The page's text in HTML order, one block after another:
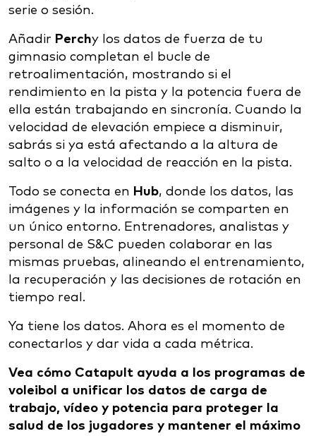
serie o sesión.
Añadir Perchy los datos de fuerza de tu
gimnasio completan el bucle de
retroalimentación, mostrando si el
rendimiento en la pista y la potencia fuera de
ella están trabajando en sincronía. Cuando la
velocidad de elevación empiece a disminuir,
sabrás si ya está afectando a la altura de
salto o a la velocidad de reacción en la pista.
Todo se conecta en Hub, donde los datos, las
imágenes y la información se comparten en
un único entorno. Entrenadores, analistas y
personal de S&C pueden colaborar en las
mismas pruebas, alineando el entrenamiento,
la recuperación y las decisiones de rotación en
tiempo real.
Ya tiene los datos. Ahora es el momento de
conectarlos y dar vida a cada métrica.
Vea cómo Catapult ayuda a los programas de
voleibol a unificar los datos de carga de
trabajo, vídeo y potencia para proteger la
salud de los jugadores y mantener el máximo